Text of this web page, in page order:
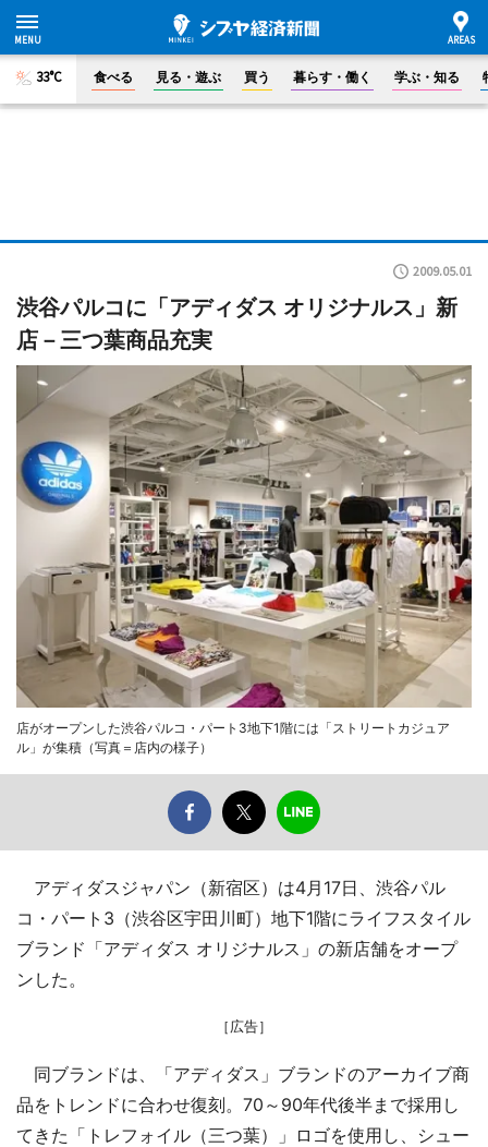
33°C 食べる 見る・遊ぶ 買う 暮らす・働く 学ぶ・知る
2009.05.01
渋谷パルコに「アディダス オリジナルス」新
店－三つ葉商品充実
店がオープンした渋谷パルコ・パート3地下1階には「ストリートカジュア
ル」が集積（写真＝店内の様子）
アディダスジャパン（新宿区）は4月17日、渋谷パル
コ・パート3（渋谷区宇田川町）地下1階にライフスタイル
ブランド「アディダス オリジナルス」の新店舗をオープ
ンした。
［広告］
同ブランドは、「アディダス」ブランドのアーカイブ商
品をトレンドに合わせ復刻。70～90年代後半まで採用し
てきた「トレフォイル（三つ葉）」ロゴを使用し、シュー